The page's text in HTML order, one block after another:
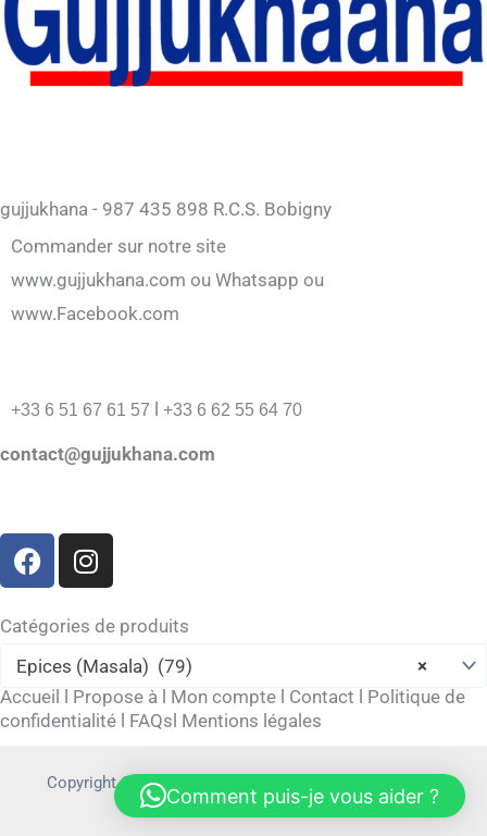
gujjukhana - 987 435 898 R.C.S. Bobigny
Commander sur notre site
www.gujjukhana.com ou Whatsapp ou
www.Facebook.com
+33 6 51 67 61 57 l +33 6 62 55 64 70
contact@gujjukhana.com
F
a
e
b
o
o
k
I
n
t
a
g
r
a
Catégories de produits
×
Epices (Masala) (79)
Accueil
Propose à Mon compte Contact
Politique de
confidentialité
FAQs Mentions légales
Copyright © 2026 gujjukhana.com | Powered by
Comment puis-je vous aider ?